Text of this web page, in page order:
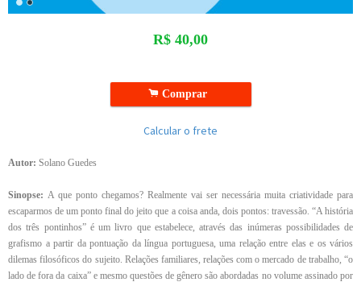
R$ 40,00
.Comprar
Calcular o frete
Autor: Solano Guedes
Sinopse: A que ponto chegamos? Realmente vai ser necessária muita criatividade para
escaparmos de um ponto final do jeito que a coisa anda, dois pontos: travessão. “A história
dos três pontinhos” é um livro que estabelece, através das inúmeras possibilidades de
grafismo a partir da pontuação da língua portuguesa, uma relação entre elas e os vários
dilemas filosóficos do sujeito. Relações familiares, relações com o mercado de trabalho, “o
lado de fora da caixa” e mesmo questões de gênero são abordadas no volume assinado por